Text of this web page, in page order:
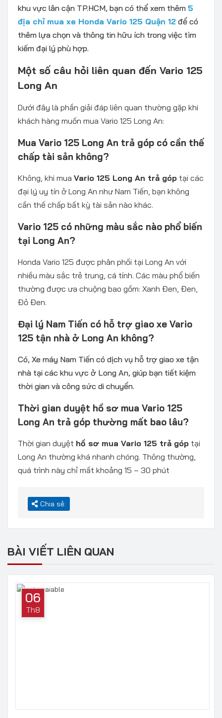
khu vực lân cận TP.HCM, bạn có thể xem thêm 5
địa chỉ mua xe Honda Vario 125 Quận 12 để có
thêm lựa chọn và thông tin hữu ích trong việc tìm
kiếm đại lý phù hợp.
Một số câu hỏi liên quan đến Vario 125
Long An
Dưới đây là phần giải đáp liên quan thường gặp khi
khách hàng muốn mua Vario 125 Long An:
Mua Vario 125 Long An trả góp có cần thế
chấp tài sản không?
Không, khi mua Vario 125 Long An trả góp tại các
đại lý uy tín ở Long An như Nam Tiến, bạn không
cần thế chấp bất kỳ tài sản nào khác.
Vario 125 có những màu sắc nào phổ biến
tại Long An?
Honda Vario 125 được phân phối tại Long An với
nhiều màu sắc trẻ trung, cá tính. Các màu phổ biến
thường được ưa chuộng bao gồm: Xanh Đen, Đen,
Đỏ Đen.
Đại lý Nam Tiến có hỗ trợ giao xe Vario
125 tận nhà ở Long An không?
Có, Xe máy Nam Tiến có dịch vụ hỗ trợ giao xe tận
nhà tại các khu vực ở Long An, giúp bạn tiết kiệm
thời gian và công sức di chuyển.
Thời gian duyệt hồ sơ mua Vario 125
Long An trả góp thường mất bao lâu?
Thời gian duyệt hồ sơ mua Vario 125 trả góp tại
Long An thường khá nhanh chóng. Thông thường,
quá trình này chỉ mất khoảng 15 – 30 phút
Chia sẻ:
BÀI VIẾT LIÊN QUAN
06
Th8